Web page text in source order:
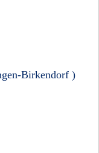
Birkendorf )